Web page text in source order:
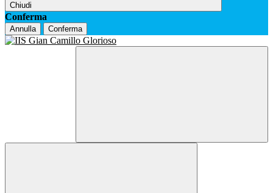
Chiudi
Conferma
Annulla Conferma